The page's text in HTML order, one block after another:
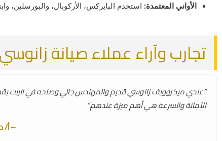
الأواني المعتمدة: استخدم البايركس، الأركوبال، والبورسلين،
تجارب وآراء عملاء صيانة
“عندي ميكروويف زانوسي قديم والمهندس جالي وصلحه في البيت
الأمانة والسرعة هي أهم ميزة عندهم.”
– أ/